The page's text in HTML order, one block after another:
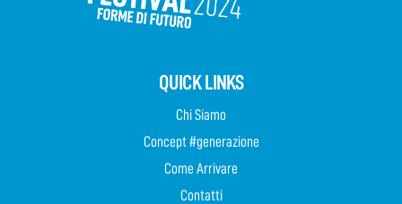
QUICK LINKS
Chi Siamo
Concept #generazione
Come Arrivare
Contatti